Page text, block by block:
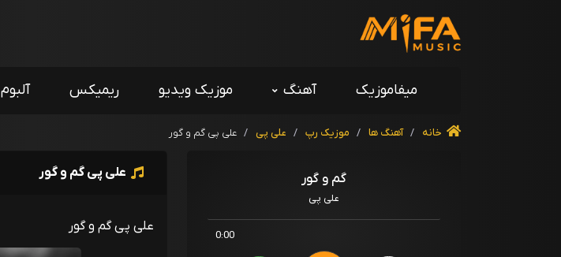
میفاموزیک آهنگ موزیک ویدیو ریمیکس آلبوم
خانه / آهنگ ها / موزیک رپ / علی پی / علی پی گم و گور
گم و گور
علی پی
0:00
علی پی گم و گور
علی پی گم و گور